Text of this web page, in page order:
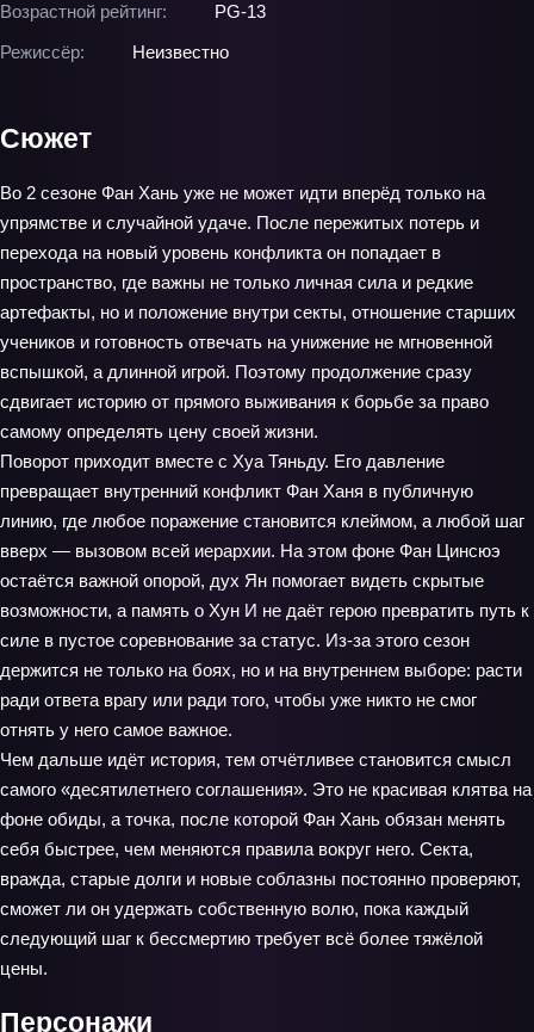
Возрастной рейтинг:
PG-13
Режиссёр:
Неизвестно
Сюжет
Во 2 сезоне Фан Хань уже не может идти вперёд только на
упрямстве и случайной удаче. После пережитых потерь и
перехода на новый уровень конфликта он попадает в
пространство, где важны не только личная сила и редкие
артефакты, но и положение внутри секты, отношение старших
учеников и готовность отвечать на унижение не мгновенной
вспышкой, а длинной игрой. Поэтому продолжение сразу
сдвигает историю от прямого выживания к борьбе за право
самому определять цену своей жизни.
Поворот приходит вместе с Хуа Тяньду. Его давление
превращает внутренний конфликт Фан Ханя в публичную
линию, где любое поражение становится клеймом, а любой шаг
вверх — вызовом всей иерархии. На этом фоне Фан Цинсюэ
остаётся важной опорой, дух Ян помогает видеть скрытые
возможности, а память о Хун И не даёт герою превратить путь к
силе в пустое соревнование за статус. Из-за этого сезон
держится не только на боях, но и на внутреннем выборе: расти
ради ответа врагу или ради того, чтобы уже никто не смог
отнять у него самое важное.
Чем дальше идёт история, тем отчётливее становится смысл
самого «десятилетнего соглашения». Это не красивая клятва на
фоне обиды, а точка, после которой Фан Хань обязан менять
себя быстрее, чем меняются правила вокруг него. Секта,
вражда, старые долги и новые соблазны постоянно проверяют,
сможет ли он удержать собственную волю, пока каждый
следующий шаг к бессмертию требует всё более тяжёлой
цены.
Персонажи